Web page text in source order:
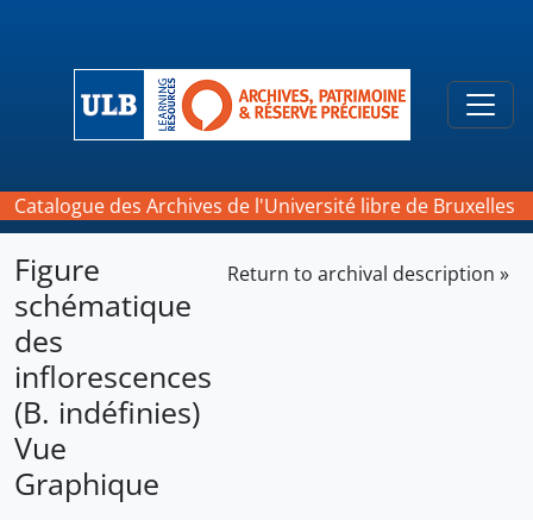
Catalogue des Archives de l'Université libre de Bruxelles
Figure
schématique
des
inflorescences
(B. indéfinies)
Vue
Graphique
Return to archival description »